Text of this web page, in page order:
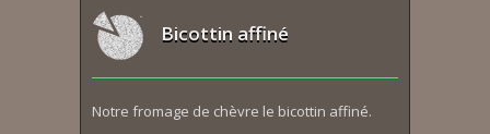
Bicottin affiné
Notre fromage de chèvre le bicottin affiné.